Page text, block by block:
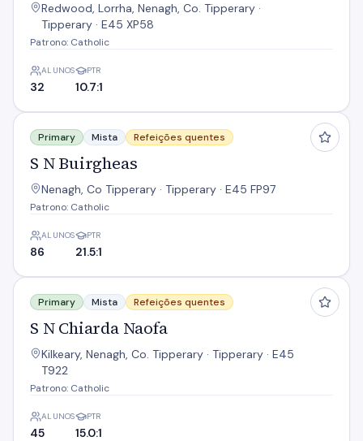
Redwood, Lorrha, Nenagh, Co. Tipperary ·
Tipperary · E45 XP58
Patrono: Catholic
ALUNOS
32
PTR
10.7:1
S N Buirgheas
Primary Mista Refeições quentes
S N Buirgheas
Nenagh, Co Tipperary · Tipperary · E45 FP97
Patrono: Catholic
ALUNOS
86
PTR
21.5:1
S N Chiarda Naofa
Primary Mista Refeições quentes
S N Chiarda Naofa
Kilkeary, Nenagh, Co. Tipperary · Tipperary · E45
T922
Patrono: Catholic
ALUNOS
45
PTR
15.0:1